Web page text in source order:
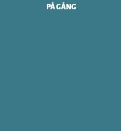
PÅ GÅNG